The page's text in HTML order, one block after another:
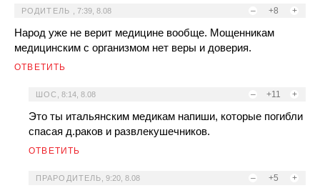
– +8 +
РОДИТЕЛЬ 7:39, 8.08
Народ уже не верит медицине вообще. Мощенникам
медицинским с организмом нет веры и доверия.
ОТВЕТИТЬ
– +11 +
ШОС ,8:14, 8.08
Это ты итальянским медикам напиши, которые погибли
спасая д.раков и развлекушечников.
ОТВЕТИТЬ
– +5 +
ПРАРОДИТЕЛЬ ,9:20, 8.08